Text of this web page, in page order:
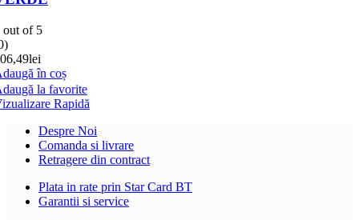
Despre Noi
Comanda si livrare
Retragere din contract
Plata in rate prin Star Card BT
Garantii si service